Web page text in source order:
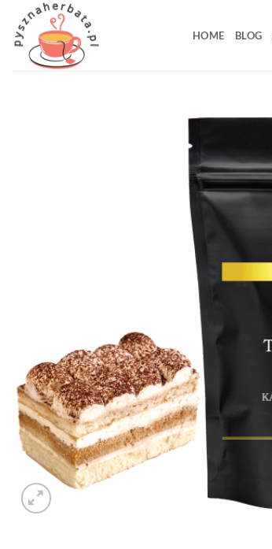
Przewiń
zawartości
HOME BLOG